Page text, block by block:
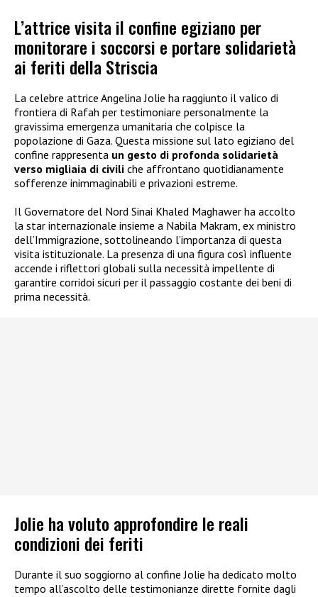
L’attrice visita il confine egiziano per
monitorare i soccorsi e portare solidarietà
ai feriti della Striscia
La celebre attrice Angelina Jolie ha raggiunto il valico di
frontiera di Rafah per testimoniare personalmente la
gravissima emergenza umanitaria che colpisce la
popolazione di Gaza. Questa missione sul lato egiziano del
confine rappresenta un gesto di profonda solidarietà
verso migliaia di civili che affrontano quotidianamente
sofferenze inimmaginabili e privazioni estreme.
Il Governatore del Nord Sinai Khaled Maghawer ha accolto
la star internazionale insieme a Nabila Makram, ex ministro
dell’Immigrazione, sottolineando l’importanza di questa
visita istituzionale. La presenza di una figura così influente
accende i riflettori globali sulla necessità impellente di
garantire corridoi sicuri per il passaggio costante dei beni di
prima necessità.
Jolie ha voluto approfondire le reali
condizioni dei feriti
Durante il suo soggiorno al confine Jolie ha dedicato molto
tempo all’ascolto delle testimonianze dirette fornite dagli